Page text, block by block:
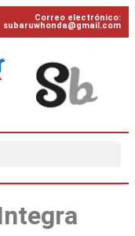
Correo electrónico:
subaruwhonda@gmail.com